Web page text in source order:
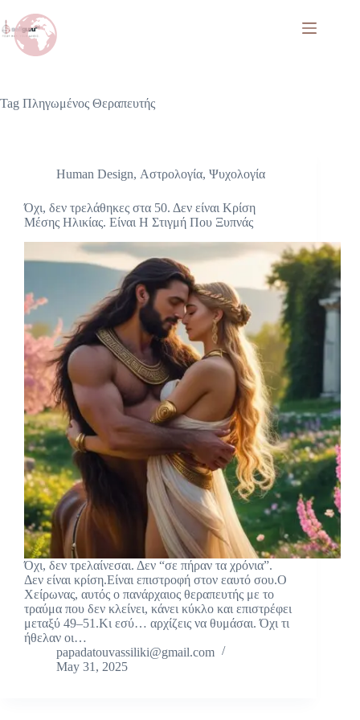
Tag Πληγωμένος Θεραπευτής
Human Design, Αστρολογία, Ψυχολογία
Όχι, δεν τρελάθηκες στα 50. Δεν είναι Κρίση
Μέσης Ηλικίας. Είναι Η Στιγμή Που Ξυπνάς
Όχι, δεν τρελαίνεσαι. Δεν “σε πήραν τα χρόνια”.
Δεν είναι κρίση.Είναι επιστροφή στον εαυτό σου.Ο
Χείρωνας, αυτός ο πανάρχαιος θεραπευτής με το
τραύμα που δεν κλείνει, κάνει κύκλο και επιστρέφει
μεταξύ 49–51.Κι εσύ… αρχίζεις να θυμάσαι. Όχι τι
ήθελαν οι…
papadatouvassiliki@gmail.com
May 31, 2025